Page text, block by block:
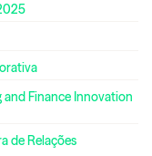
Finance Innovation
de Relações